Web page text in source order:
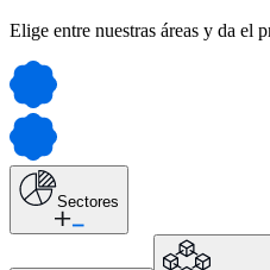
Elige entre nuestras áreas y da el
Sectores